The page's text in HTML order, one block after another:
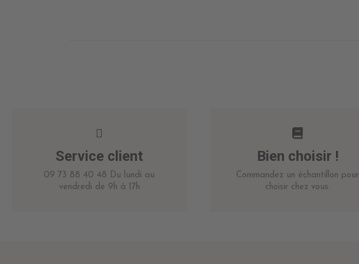
Service client
09 73 88 40 48 Du lundi au
vendredi de 9h à 17h
Bien choisir !
Commandez un échantillon pour
choisir chez vous.